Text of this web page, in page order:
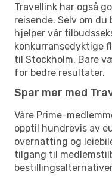
Travellink har også
reisende. Selv om
hjelper vår
konkurransedyktige
til Stockholm. Bare
for bedre resultater.
Spar mer med
Våre Prime-
opptil hundrevis av
overnatting og
tilgang til